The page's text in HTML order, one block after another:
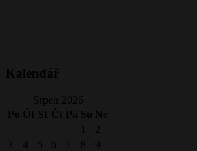
Kalendář
Srpen 2026
Po Út St Čt Pá So Ne
2
3
4 5 6 7 8
9